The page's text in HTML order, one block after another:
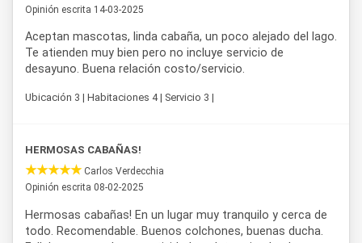
Opinión escrita 14-03-2025
Aceptan mascotas, linda cabaña, un poco alejado del lago.
Te atienden muy bien pero no incluye servicio de
desayuno. Buena relación costo/servicio.
Ubicación 3 | Habitaciones 4 | Servicio 3 |
HERMOSAS CABAÑAS!
Carlos Verdecchia
Opinión escrita 08-02-2025
Hermosas cabañas! En un lugar muy tranquilo y cerca de
todo. Recomendable. Buenos colchones, buenas ducha.